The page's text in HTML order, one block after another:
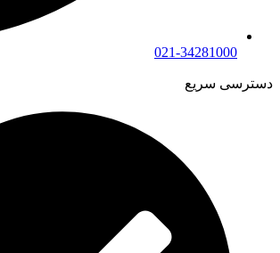
021-34281000
دسترسی سریع